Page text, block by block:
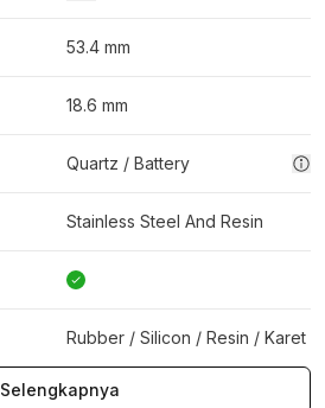
53.4 mm
18.6 mm
Quartz / Battery
Stainless Steel And Resin
Rubber / Silicon / Resin / Karet
Selengkapnya